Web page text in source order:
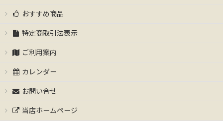
おすすめ商品
特定商取引法表示
ご利用案内
カレンダー
お問い合せ
当店ホームページ